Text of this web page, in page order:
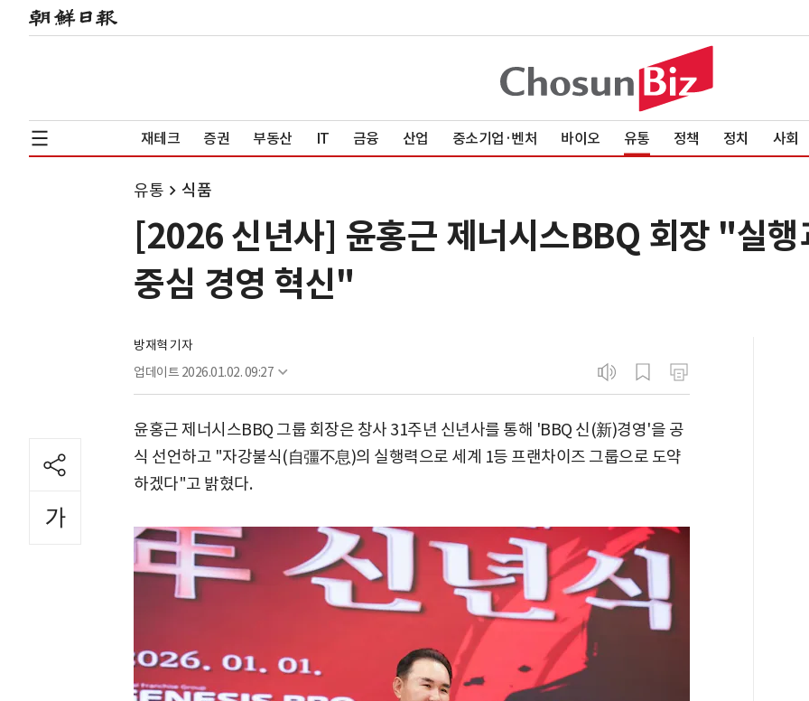
재테크 증권 부동산 IT 금융 산업 중소기업·벤처 바이오 유통 정책 정치 사회
유통 식품
[2026 신년사] 윤홍근 제너시스BBQ 회장 "실
중심 경영 혁신"
방재혁 기자
업데이트 2026.01.02. 09:27
윤홍근 제너시스BBQ 그룹 회장은 창사 31주년 신년사를 통해 'BBQ 신(新)경영'을 공
식 선언하고 "자강불식(自彊不息)의 실행력으로 세계 1등 프랜차이즈 그룹으로 도약
하겠다"고 밝혔다.